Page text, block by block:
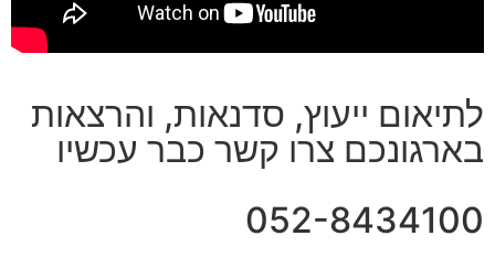
לתיאום ייעוץ, סדנאות, והרצאות
בארגונכם צרו קשר כבר עכשיו
052-8434100